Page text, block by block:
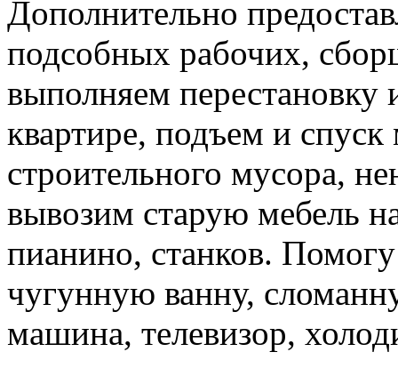
Дополнительно
подсобных рабочих,
выполняем перестановку
квартире, подъем и спуск
строительного мусора,
вывозим старую мебель
пианино, станков.
чугунную ванну,
машина, телевизор,